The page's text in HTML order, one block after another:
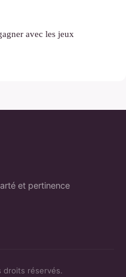
avec les jeux
et pertinence
droits réservés.